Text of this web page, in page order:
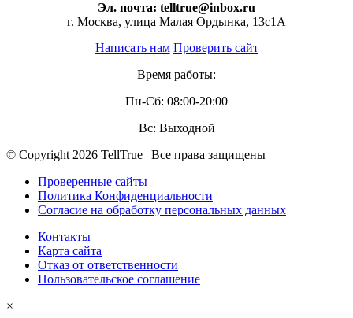
Эл. почта: telltrue@inbox.ru
г. Москва, улица Малая Ордынка, 13с1А
Написать нам Проверить сайт
Время работы:
Пн-Сб: 08:00-20:00
Вс: Выходной
© Copyright 2026 TellTrue | Все права защищены
Проверенные сайты
Политика Конфиденциальности
Согласие на обработку персональных данных
Контакты
Карта сайта
Отказ от ответственности
Пользовательское соглашение
×